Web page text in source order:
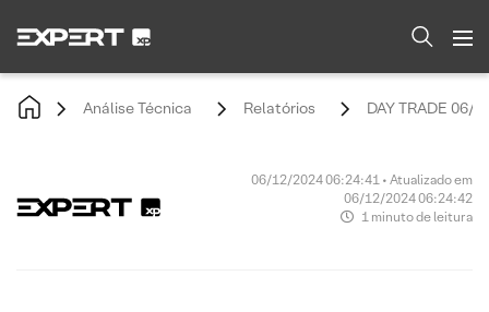
Análise Técnica Relatórios DAY TRADE 06/
06/12/2024 06:24:41 • Atualizado em
06/12/2024 06:24:42
1 minuto de leitura